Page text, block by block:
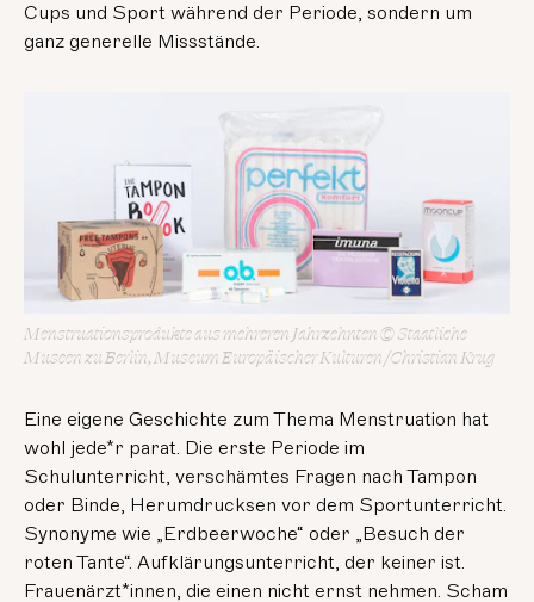
Cups und Sport während der Periode, sondern um
ganz generelle Missstände.
Menstruationsprodukte aus mehreren Jahrzehnten © Staatliche
Museen zu Berlin, Museum Europäischer Kulturen / Christian Krug
Eine eigene Geschichte zum Thema Menstruation hat
wohl jede*r parat. Die erste Periode im
Schulunterricht, verschämtes Fragen nach Tampon
oder Binde, Herumdrucksen vor dem Sportunterricht.
Synonyme wie „Erdbeerwoche“ oder „Besuch der
roten Tante“. Aufklärungsunterricht, der keiner ist.
Frauenärzt*innen, die einen nicht ernst nehmen. Scham